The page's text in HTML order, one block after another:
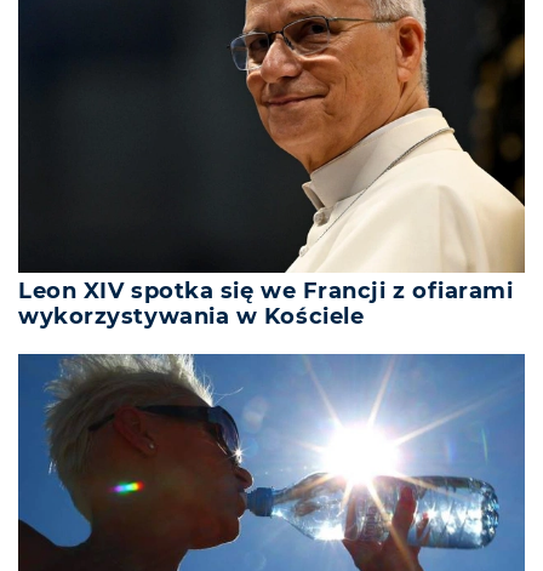
Leon XIV spotka się we Francji z ofiarami
wykorzystywania w Kościele